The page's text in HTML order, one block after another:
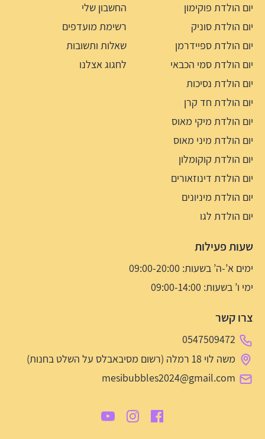
יום הולדת פוקימון
יום הולדת סוניק
יום הולדת ספיידרמן
יום הולדת סמי הכבאי
יום הולדת נסיכות
יום הולדת חד קרן
יום הולדת מיקי מאוס
יום הולדת מיני מאוס
יום הולדת קוקומלון
יום הולדת דינוזאורים
יום הולדת מיניונים
יום הולדת לגו
החשבון שלי
רשימת מועדפים
שאלות ותשובות
לחגוג אצלנו
שעות פעילות
ימים א’-ה’ בשעות: 09:00-20:00
ימי ו’ בשעות: 09:00-14:00
צרו קשר
0547509472
משה לוי 18 רמלה (רשום מסיבאבלס על השלט בחנות)
mesibubbles2024@gmail.com